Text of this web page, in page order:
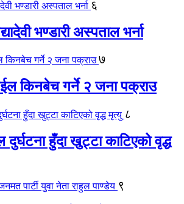
६
भण्डारी अस्पताल भर्ना
७
किनबेच गर्ने २ जना पक्राउ
८
हुँदा खुट्टा काटिएको वृद्ध
९